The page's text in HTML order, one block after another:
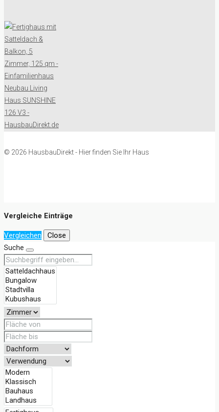
© 2026 HausbauDirekt - Hier finden Sie Ihr Haus
Vergleiche Einträge
Vergleichen
Close
Suche